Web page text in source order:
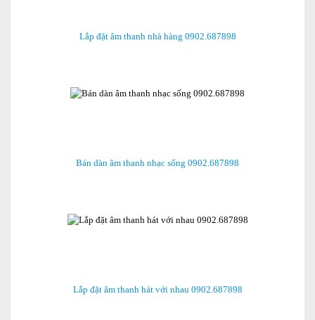
Lắp đặt âm thanh nhà hàng 0902.687898
Bán dàn âm thanh nhạc sống 0902.687898
Lắp đặt âm thanh hát với nhau 0902.687898